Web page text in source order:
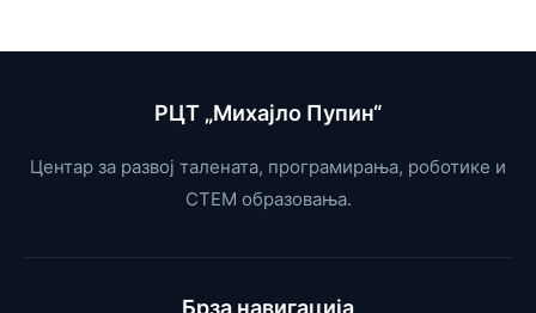
РЦТ „Михајло Пупин“
Центар за развој талената, програмирања, роботике и
СТЕМ образовања.
Брза навигација